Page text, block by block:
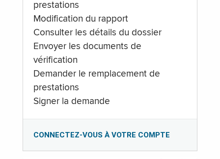
prestations
Modification du rapport
Consulter les détails du dossier
Envoyer les documents de
vérification
Demander le remplacement de
prestations
Signer la demande
CONNECTEZ-VOUS À VOTRE COMPTE